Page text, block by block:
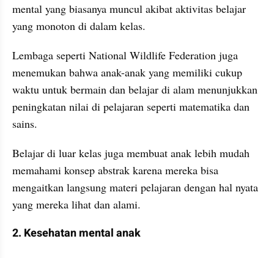
mental yang biasanya muncul akibat aktivitas belajar
yang monoton di dalam kelas.
Lembaga seperti National Wildlife Federation juga
menemukan bahwa anak-anak yang memiliki cukup
waktu untuk bermain dan belajar di alam menunjukkan
peningkatan nilai di pelajaran seperti matematika dan
sains.
Belajar di luar kelas juga membuat anak lebih mudah
memahami konsep abstrak karena mereka bisa
mengaitkan langsung materi pelajaran dengan hal nyata
yang mereka lihat dan alami.
2. Kesehatan mental anak